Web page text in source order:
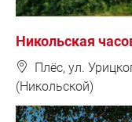
Никольская
❽ Плёс, ул.
(Никольской)